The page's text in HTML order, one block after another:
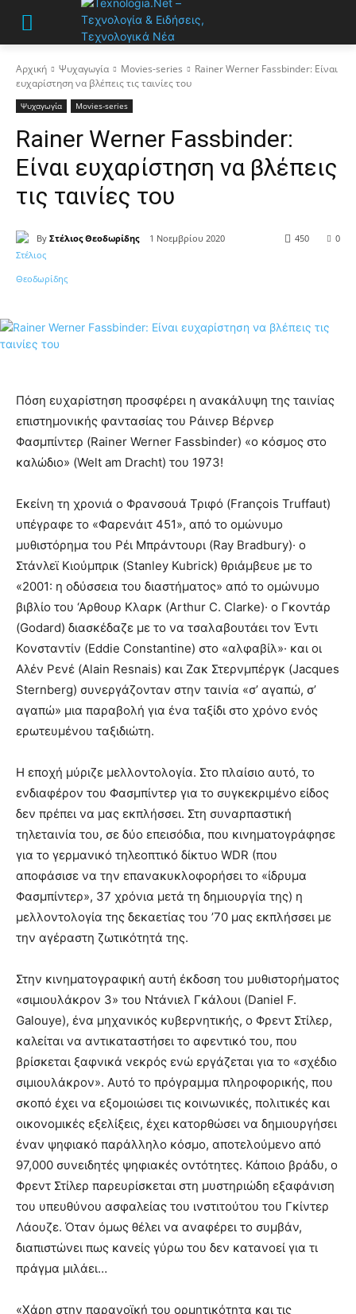
Αρχική Ψυχαγωγία Movies-series
Rainer Werner Fassbinder: Είναι
ευχαρίστηση να βλέπεις τις ταινίες του
Ψυχαγωγία Movies-series
Rainer Werner Fassbinder:
Είναι ευχαρίστηση να βλέπεις
τις ταινίες του
By Στέλιος Θεοδωρίδης 1 Νοεμβρίου 2020 0
450
Πόση ευχαρίστηση προσφέρει η ανακάλυψη της ταινίας
επιστημονικής φαντασίας του Ράινερ Βέρνερ
Φασμπίντερ (Rainer Werner Fassbinder) «ο κόσμος στο
καλώδιο» (Welt am Dracht) του 1973!
Εκείνη τη χρονιά ο Φρανσουά Τριφό (François Truffaut)
υπέγραφε το «Φαρενάιτ 451», από το ομώνυμο
μυθιστόρημα του Ρέι Μπράντουρι (Ray Bradbury)· ο
Στάνλεϊ Κιούμπρικ (Stanley Kubrick) θριάμβευε με το
«2001: η οδύσσεια του διαστήματος» από το ομώνυμο
βιβλίο του ‘Αρθουρ Κλαρκ (Arthur C. Clarke)· ο Γκοντάρ
(Godard) διασκέδαζε με το να τσαλαβουτάει τον Έντι
Κονσταντίν (Eddie Constantine) στο «αλφαβίλ»· και οι
Αλέν Ρενέ (Alain Resnais) και Ζακ Στερνμπέργκ (Jacques
Sternberg) συνεργάζονταν στην ταινία «σ’ αγαπώ, σ’
αγαπώ» μια παραβολή για ένα ταξίδι στο χρόνο ενός
ερωτευμένου ταξιδιώτη.
Η εποχή μύριζε μελλοντολογία. Στο πλαίσιο αυτό, το
ενδιαφέρον του Φασμπίντερ για το συγκεκριμένο είδος
δεν πρέπει να μας εκπλήσσει. Στη συναρπαστική
τηλεταινία του, σε δύο επεισόδια, που κινηματογράφησε
για το γερμανικό τηλεοπτικό δίκτυο WDR (που
αποφάσισε να την επανακυκλοφορήσει το «ίδρυμα
Φασμπίντερ», 37 χρόνια μετά τη δημιουργία της) η
μελλοντολογία της δεκαετίας του ’70 μας εκπλήσσει με
την αγέραστη ζωτικότητά της.
Στην κινηματογραφική αυτή έκδοση του μυθιστορήματος
«σιμιουλάκρον 3» του Ντάνιελ Γκάλουι (Daniel F.
Galouye), ένα μηχανικός κυβερνητικής, ο Φρεντ Στίλερ,
καλείται να αντικαταστήσει το αφεντικό του, που
βρίσκεται ξαφνικά νεκρός ενώ εργάζεται για το «σχέδιο
σιμιουλάκρον». Αυτό το πρόγραμμα πληροφορικής, που
σκοπό έχει να εξομοιώσει τις κοινωνικές, πολιτικές και
οικονομικές εξελίξεις, έχει κατορθώσει να δημιουργήσει
έναν ψηφιακό παράλληλο κόσμο, αποτελούμενο από
97,000 συνειδητές ψηφιακές οντότητες. Κάποιο βράδυ, ο
Φρεντ Στίλερ παρευρίσκεται στη μυστηριώδη εξαφάνιση
του υπευθύνου ασφαλείας του ινστιτούτου του Γκίντερ
Λάουζε. Όταν όμως θέλει να αναφέρει το συμβάν,
διαπιστώνει πως κανείς γύρω του δεν κατανοεί για τι
πράγμα μιλάει…
«Χάρη στην παρανοϊκή του ορμητικότητα και τις